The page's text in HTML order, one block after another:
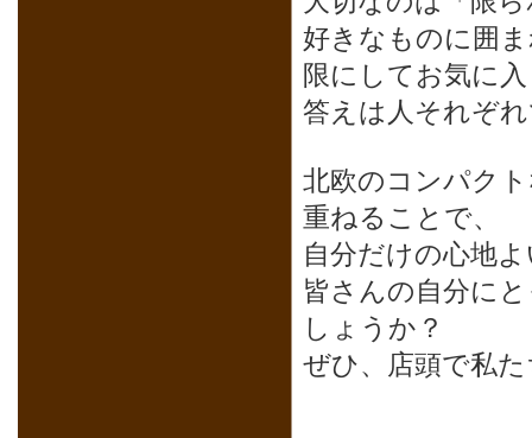
好きなものに囲
限にしてお気に
答えは人それぞ
北欧のコンパク
重ねることで、
自分だけの心地
皆さんの自分に
しょうか？
ぜひ、店頭で私